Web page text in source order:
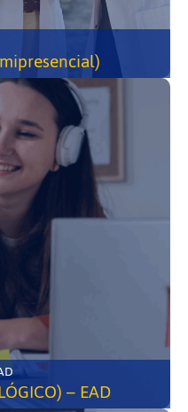
• EAD
– EAD